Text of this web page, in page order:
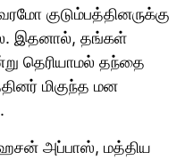
குடும்பத்தினருக்கு
இதனால், தங்கள்
தெரியாமல் தந்தை
மிகுந்த மன
அப்பாஸ், மத்திய